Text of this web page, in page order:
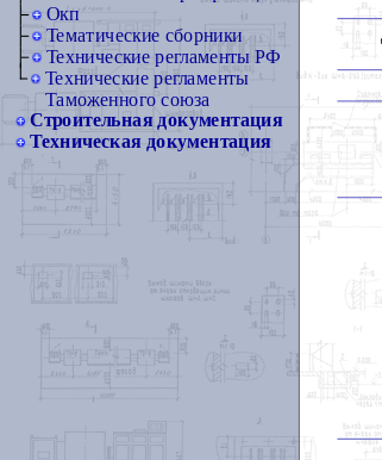
Окп
Тематические сборники
Технические регламенты РФ
Технические регламенты
Таможенного союза
Строительная документация
Техническая документация